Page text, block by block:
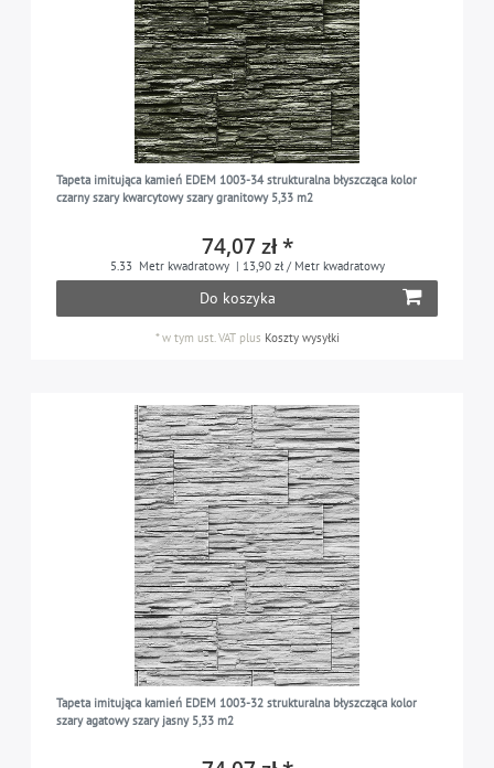
Tapeta imitująca kamień EDEM 1003-34 strukturalna błyszcząca kolor
czarny szary kwarcytowy szary granitowy 5,33 m2
74,07 zł *
5.33 Metr kwadratowy | 13,90 zł / Metr kwadratowy
Do koszyka
*w tym ust. VATplus Koszty wysyłki
Tapeta imitująca kamień EDEM 1003-32 strukturalna błyszcząca kolor
szary agatowy szary jasny 5,33 m2